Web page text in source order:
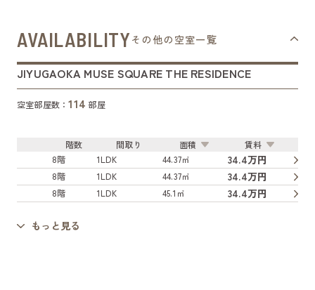
AVAILABILITY その他の空室一覧
JIYUGAOKA MUSE SQUARE THE RESIDENCE
空室部屋数：114 部屋
階数 間取り 面積
賃料
8階
1LDK 44.37㎡ 34.4万円
8階 1LDK 44.37㎡ 34.4万円
8階 1LDK 45.1㎡ 34.4万円
もっと見る